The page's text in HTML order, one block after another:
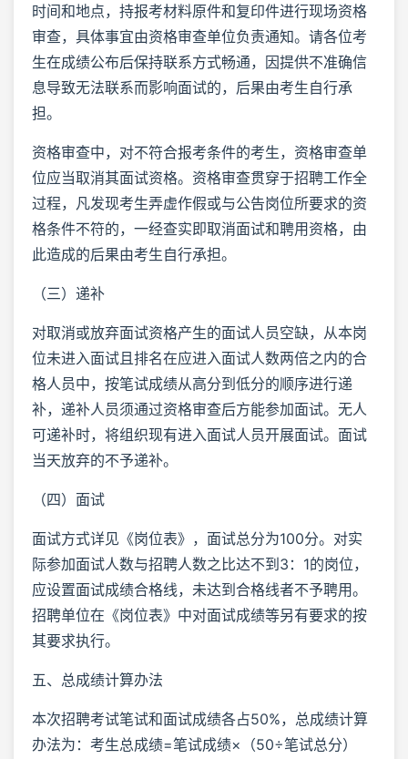
时间和地点，持报考材料原件和复印件进行现场资格
审查，具体事宜由资格审查单位负责通知。请各位考
生在成绩公布后保持联系方式畅通，因提供不准确信
息导致无法联系而影响面试的，后果由考生自行承
担。
资格审查中，对不符合报考条件的考生，资格审查单
位应当取消其面试资格。资格审查贯穿于招聘工作全
过程，凡发现考生弄虚作假或与公告岗位所要求的资
格条件不符的，一经查实即取消面试和聘用资格，由
此造成的后果由考生自行承担。
（三）递补
对取消或放弃面试资格产生的面试人员空缺，从本岗
位未进入面试且排名在应进入面试人数两倍之内的合
格人员中，按笔试成绩从高分到低分的顺序进行递
补，递补人员须通过资格审查后方能参加面试。无人
可递补时，将组织现有进入面试人员开展面试。面试
当天放弃的不予递补。
（四）面试
面试方式详见《岗位表》，面试总分为100分。对实
际参加面试人数与招聘人数之比达不到3：1的岗位，
应设置面试成绩合格线，未达到合格线者不予聘用。
招聘单位在《岗位表》中对面试成绩等另有要求的按
其要求执行。
五、总成绩计算办法
本次招聘考试笔试和面试成绩各占50%，总成绩计算
办法为：考生总成绩=笔试成绩×（50÷笔试总分）